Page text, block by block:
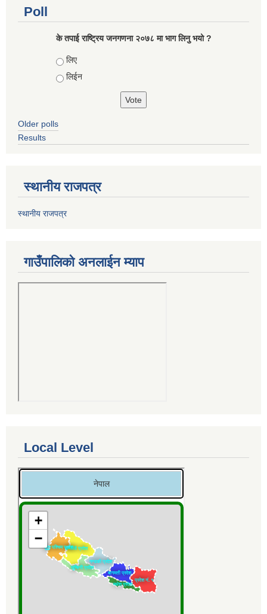
Poll
के तपाई राष्ट्रिय जनगणना २०७८ मा भाग लिनु भयो ?
Choices
लिए
लिईन
Older polls
Results
स्थानीय राजपत्र
स्थानीय राजपत्र
गाउँपालिको अनलाईन म्याप
Local Level